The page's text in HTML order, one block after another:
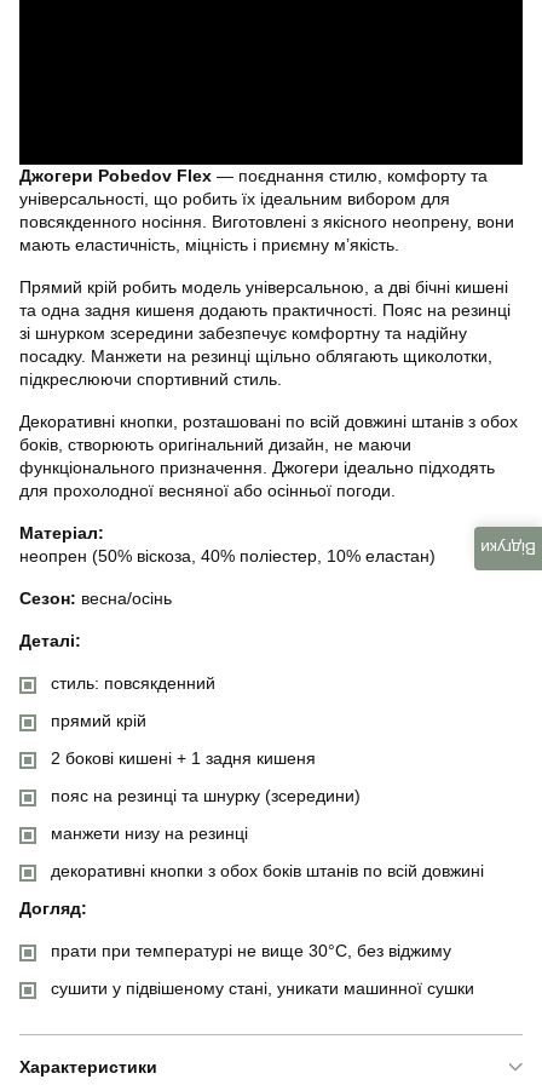
Джогери Pobedov Flex — поєднання стилю, комфорту та
універсальності, що робить їх ідеальним вибором для
повсякденного носіння. Виготовлені з якісного неопрену, вони
мають еластичність, міцність і приємну м’якість.
Прямий крій робить модель універсальною, а дві бічні кишені
та одна задня кишеня додають практичності. Пояс на резинці
зі шнурком зсередини забезпечує комфортну та надійну
посадку. Манжети на резинці щільно облягають щиколотки,
підкреслюючи спортивний стиль.
Декоративні кнопки, розташовані по всій довжині штанів з обох
боків, створюють оригінальний дизайн, не маючи
функціонального призначення. Джогери ідеально підходять
для прохолодної весняної або осінньої погоди.
Матеріал:
неопрен (50% віскоза, 40% поліестер, 10% еластан)
Сезон: весна/осінь
Деталі:
стиль: повсякденний
прямий крій
2 бокові кишені + 1 задня кишеня
пояс на резинці та шнурку (зсередини)
манжети низу на резинці
декоративні кнопки з обох боків штанів по всій довжині
Догляд:
прати при температурі не вище 30°C, без віджиму
сушити у підвішеному стані, уникати машинної сушки
Характеристики
Відгуки